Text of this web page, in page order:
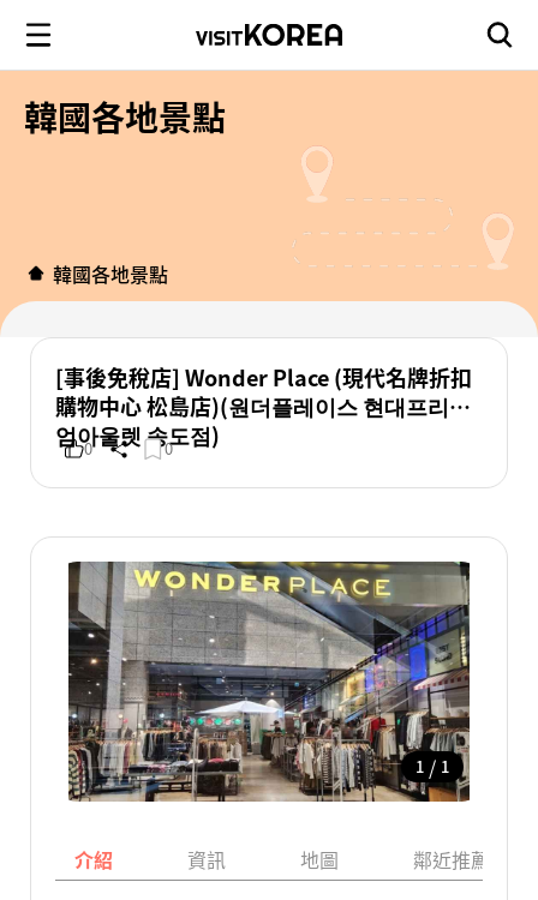
韓國各地景點
韓國各地景點
[事後免稅店] Wonder Place (現代名牌折扣
購物中心 松島店)(원더플레이스 현대프리미
엄아울렛 송도점)
0 0
1 / 1
介紹 資訊 地圖 鄰近推薦景點